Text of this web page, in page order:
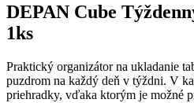
DEPAN Cube
1ks
Praktický organizátor na ukladanie
puzdrom na každý deň v týždni. V
priehradky, vďaka ktorým je možné